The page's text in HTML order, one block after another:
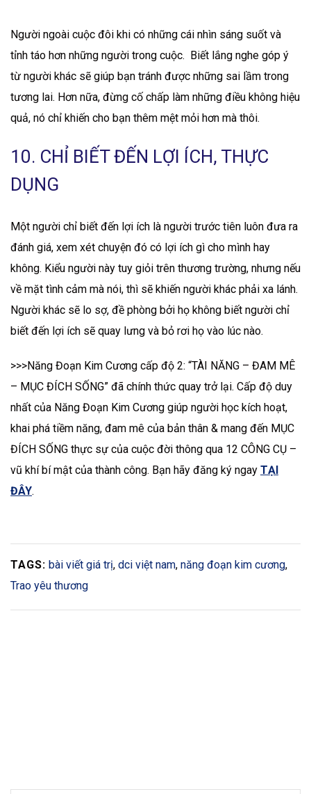
Người ngoài cuộc đôi khi có những cái nhìn sáng suốt và
tỉnh táo hơn những người trong cuộc. Biết lắng nghe góp ý
từ người khác sẽ giúp bạn tránh được những sai lầm trong
tương lai. Hơn nữa, đừng cố chấp làm những điều không hiệu
quả, nó chỉ khiến cho bạn thêm mệt mỏi hơn mà thôi.
10. CHỈ BIẾT ĐẾN LỢI ÍCH, THỰC
DỤNG
Một người chỉ biết đến lợi ích là người trước tiên luôn đưa ra
đánh giá, xem xét chuyện đó có lợi ích gì cho mình hay
không. Kiểu người này tuy giỏi trên thương trường, nhưng nếu
về mặt tình cảm mà nói, thì sẽ khiến người khác phải xa lánh.
Người khác sẽ lo sợ, đề phòng bởi họ không biết người chỉ
biết đến lợi ích sẽ quay lưng và bỏ rơi họ vào lúc nào.
>>>Năng Đoạn Kim Cương cấp độ 2: “TÀI NĂNG – ĐAM MÊ
– MỤC ĐÍCH SỐNG” đã chính thức quay trở lại. Cấp độ duy
nhất của Năng Đoạn Kim Cương giúp người học kích hoạt,
khai phá tiềm năng, đam mê của bản thân & mang đến MỤC
ĐÍCH SỐNG thực sự của cuộc đời thông qua 12 CÔNG CỤ –
vũ khí bí mật của thành công. Bạn hãy đăng ký ngay TẠI
ĐÂY.
TAGS: bài viết giá trị, dci việt nam, năng đoạn kim cương,
Trao yêu thương